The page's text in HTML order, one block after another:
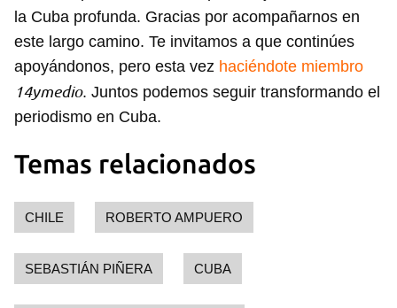
Guardar como favorito
iniciar sesión con tu cuenta de 14ymedio.
INICIAR SESIÓN
la Cuba profunda. Gracias por acompañarnos en
este largo camino. Te invitamos a que continúes
apoyándonos, pero esta vez haciéndote miembro
14ymedio. Juntos podemos seguir transformando el
periodismo en Cuba.
Temas relacionados
CHILE ROBERTO AMPUERO
SEBASTIÁN PIÑERA CUBA